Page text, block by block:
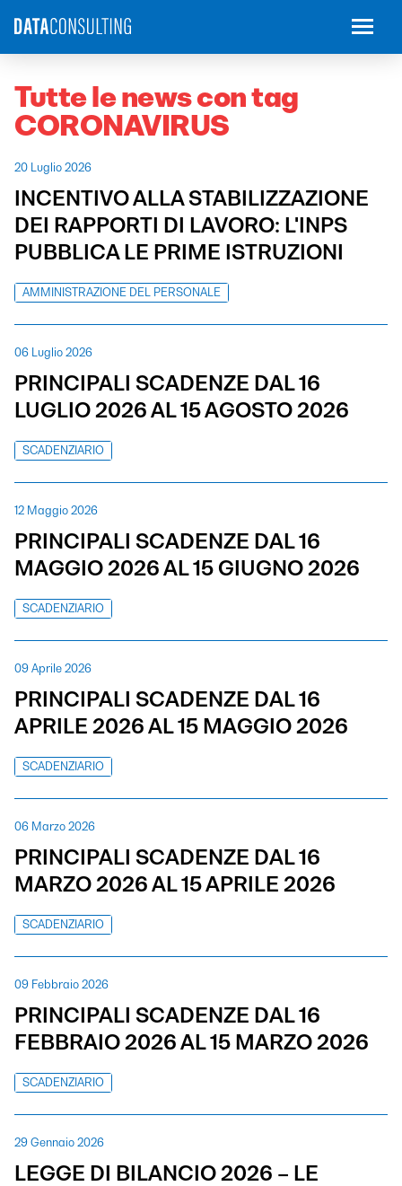
Tutte le news con tag
CORONAVIRUS
20 Luglio 2026
INCENTIVO ALLA STABILIZZAZIONE
DEI RAPPORTI DI LAVORO: L'INPS
PUBBLICA LE PRIME ISTRUZIONI
AMMINISTRAZIONE DEL PERSONALE
06 Luglio 2026
PRINCIPALI SCADENZE DAL 16
LUGLIO 2026 AL 15 AGOSTO 2026
SCADENZIARIO
12 Maggio 2026
PRINCIPALI SCADENZE DAL 16
MAGGIO 2026 AL 15 GIUGNO 2026
SCADENZIARIO
09 Aprile 2026
PRINCIPALI SCADENZE DAL 16
APRILE 2026 AL 15 MAGGIO 2026
SCADENZIARIO
06 Marzo 2026
PRINCIPALI SCADENZE DAL 16
MARZO 2026 AL 15 APRILE 2026
SCADENZIARIO
09 Febbraio 2026
PRINCIPALI SCADENZE DAL 16
FEBBRAIO 2026 AL 15 MARZO 2026
SCADENZIARIO
29 Gennaio 2026
LEGGE DI BILANCIO 2026 – LE